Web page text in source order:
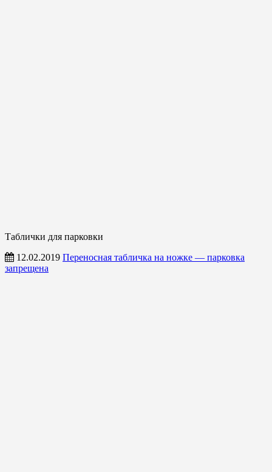
Таблички для парковки
12.02.2019 Переносная табличка на ножке — парковка
запрещена